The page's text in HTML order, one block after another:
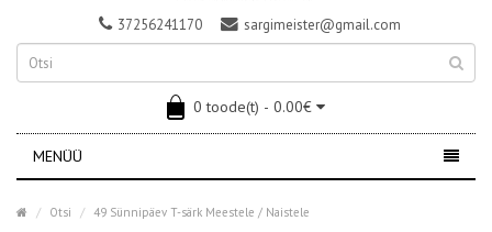
37256241170 sargimeister@gmail.com
0 toode(t) - 0.00€
MENÜÜ
Otsi 49 Sünnipäev T-särk Meestele / Naistele